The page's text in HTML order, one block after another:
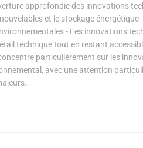
approfondie des innovations
et le stockage
- Les innovations
technique tout en restant
particulièrement sur les
avec une attention